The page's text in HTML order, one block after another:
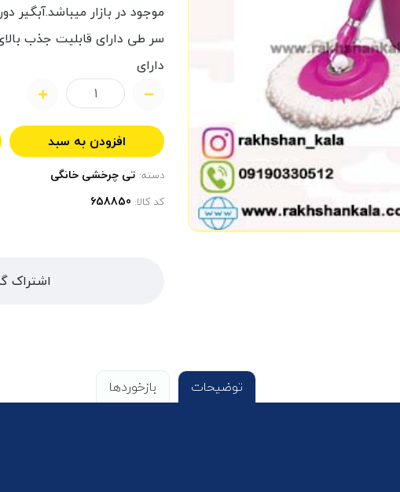
موجود در بازار
سر طی دارای قابلیت جذب
دارای
افزودن به سبد
دسته: تی چرخشی خانگی
کد کالا:
اشتراک
توضیحات بازخوردها